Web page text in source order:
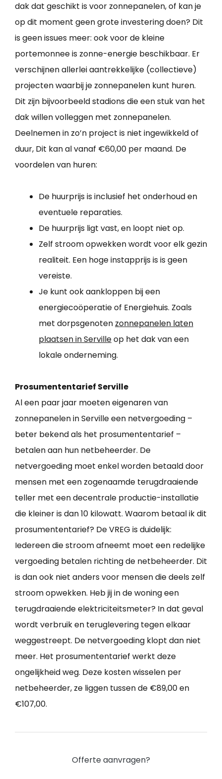
dak dat geschikt is voor zonnepanelen, of kan je
op dit moment geen grote investering doen? Dit
is geen issues meer: ook voor de kleine
portemonnee is zonne-energie beschikbaar. Er
verschijnen allerlei aantrekkelijke (collectieve)
projecten waarbij je zonnepanelen kunt huren.
Dit zijn bijvoorbeeld stadions die een stuk van het
dak willen volleggen met zonnepanelen.
Deelnemen in zo’n project is niet ingewikkeld of
duur, Dit kan al vanaf €60,00 per maand. De
voordelen van huren:
De huurprijs is inclusief het onderhoud en
eventuele reparaties.
De huurprijs ligt vast, en loopt niet op.
Zelf stroom opwekken wordt voor elk gezin
realiteit. Een hoge instapprijs is is geen
vereiste.
Je kunt ook aankloppen bij een
energiecoöperatie of Energiehuis. Zoals
met dorpsgenoten zonnepanelen laten
plaatsen in Servilleop het dak van een
lokale onderneming.
Prosumententarief Serville
Al een paar jaar moeten eigenaren van
zonnepanelen in Serville een netvergoeding –
beter bekend als het prosumententarief –
betalen aan hun netbeheerder. De
netvergoeding moet enkel worden betaald door
mensen met een zogenaamde terugdraaiende
teller met een decentrale productie-installatie
die kleiner is dan 10 kilowatt. Waarom betaal ik dit
prosumententarief? De VREG is duidelijk:
Iedereen die stroom afneemt moet een redelijke
vergoeding betalen richting de netbeheerder. Dit
is dan ook niet anders voor mensen die deels zelf
stroom opwekken. Heb jij in de woning een
terugdraaiende elektriciteitsmeter? In dat geval
wordt verbruik en teruglevering tegen elkaar
weggestreept. De netvergoeding klopt dan niet
meer. Het prosumententarief werkt deze
ongelijkheid weg. Deze kosten wisselen per
netbeheerder, ze liggen tussen de €89,00 en
€107,00.
Offerte aanvragen?